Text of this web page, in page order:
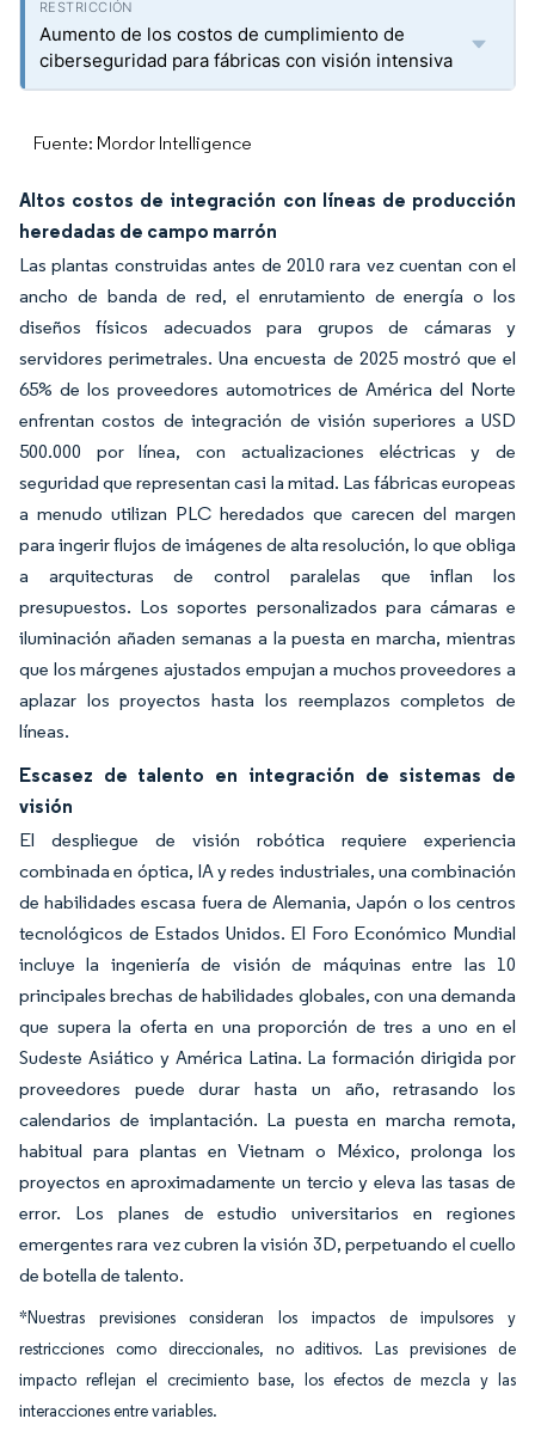
Aumento de los costos de cumplimiento de
ciberseguridad para fábricas con visión intensiva
Fuente: Mordor Intelligence
Altos costos de integración con líneas de producción
heredadas de campo marrón
Las plantas construidas antes de 2010 rara vez cuentan con el
ancho de banda de red, el enrutamiento de energía o los
diseños físicos adecuados para grupos de cámaras y
servidores perimetrales. Una encuesta de 2025 mostró que el
65% de los proveedores automotrices de América del Norte
enfrentan costos de integración de visión superiores a USD
500.000 por línea, con actualizaciones eléctricas y de
seguridad que representan casi la mitad. Las fábricas europeas
a menudo utilizan PLC heredados que carecen del margen
para ingerir flujos de imágenes de alta resolución, lo que obliga
a arquitecturas de control paralelas que inflan los
presupuestos. Los soportes personalizados para cámaras e
iluminación añaden semanas a la puesta en marcha, mientras
que los márgenes ajustados empujan a muchos proveedores a
aplazar los proyectos hasta los reemplazos completos de
líneas.
Escasez de talento en integración de sistemas de
visión
El despliegue de visión robótica requiere experiencia
combinada en óptica, IA y redes industriales, una combinación
de habilidades escasa fuera de Alemania, Japón o los centros
tecnológicos de Estados Unidos. El Foro Económico Mundial
incluye la ingeniería de visión de máquinas entre las 10
principales brechas de habilidades globales, con una demanda
que supera la oferta en una proporción de tres a uno en el
Sudeste Asiático y América Latina. La formación dirigida por
proveedores puede durar hasta un año, retrasando los
calendarios de implantación. La puesta en marcha remota,
habitual para plantas en Vietnam o México, prolonga los
proyectos en aproximadamente un tercio y eleva las tasas de
error. Los planes de estudio universitarios en regiones
emergentes rara vez cubren la visión 3D, perpetuando el cuello
de botella de talento.
*Nuestras previsiones consideran los impactos de impulsores y
restricciones como direccionales, no aditivos. Las previsiones de
impacto reflejan el crecimiento base, los efectos de mezcla y las
interacciones entre variables.